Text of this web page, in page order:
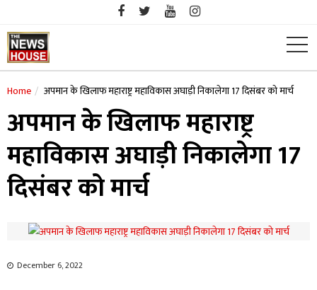
content
Home अपमान के खिलाफ महाराष्ट्र महाविकास अघाड़ी निकालेगा 17 दिसंबर को मार्च
अपमान के खिलाफ महाराष्ट्र
महाविकास अघाड़ी निकालेगा 17
दिसंबर को मार्च
December 6, 2022